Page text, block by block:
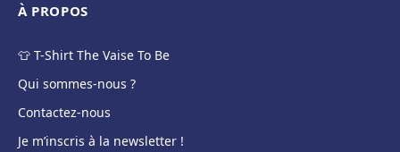
À PROPOS
👕 T-Shirt The Vaise To Be
Qui sommes-nous ?
Contactez-nous
Je m’inscris à la newsletter !